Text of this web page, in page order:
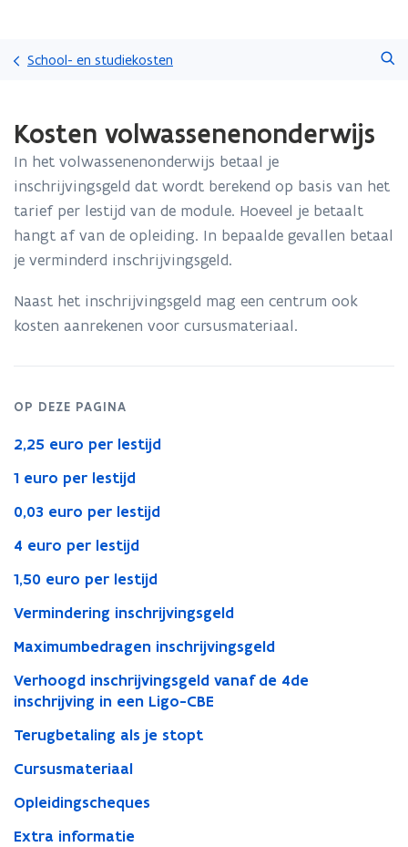
gaan
School- en studiekosten
met
laden.
bevindt
zich
op:
Kosten
volwassenenonderwijs
Kosten volwassenenonderwijs
In het volwassenenonderwijs betaal je
inschrijvingsgeld dat wordt berekend op basis van het
tarief per lestijd van de module. Hoeveel je betaalt
hangt af van de opleiding. In bepaalde gevallen betaal
je verminderd inschrijvingsgeld.
Naast het inschrijvingsgeld mag een centrum ook
kosten aanrekenen voor cursusmateriaal.
OP DEZE PAGINA
2,25 euro per lestijd
1 euro per lestijd
0,03 euro per lestijd
4 euro per lestijd
1,50 euro per lestijd
Vermindering inschrijvingsgeld
Maximumbedragen inschrijvingsgeld
Verhoogd inschrijvingsgeld vanaf de 4de
inschrijving in een Ligo-CBE
Terugbetaling als je stopt
Cursusmateriaal
Opleidingscheques
Extra informatie